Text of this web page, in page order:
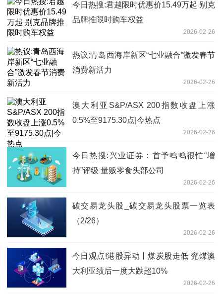
今日热搜:君越限时优惠价15.49万起 别克
品牌推限时购车权益
2026-02-26
热议:青岛西海岸新区“七业融合”激发春节
消费新活力
2026-02-26
澳大利亚S&P/ASX 200指数收盘上涨
0.5%至9175.30点|今热点
2026-02-26
今日热搜:兴业证券：首予鸣鸣很忙“增
持”评级 量贩零食头部公司
2026-02-26
碳交易龙头股_碳交易龙头股票一览表
（2/26）
2026-02-26
今日观点!港股异动丨煤炭股走低 兖煤澳
大利亚绩后一度大跌超10%
2026-02-26